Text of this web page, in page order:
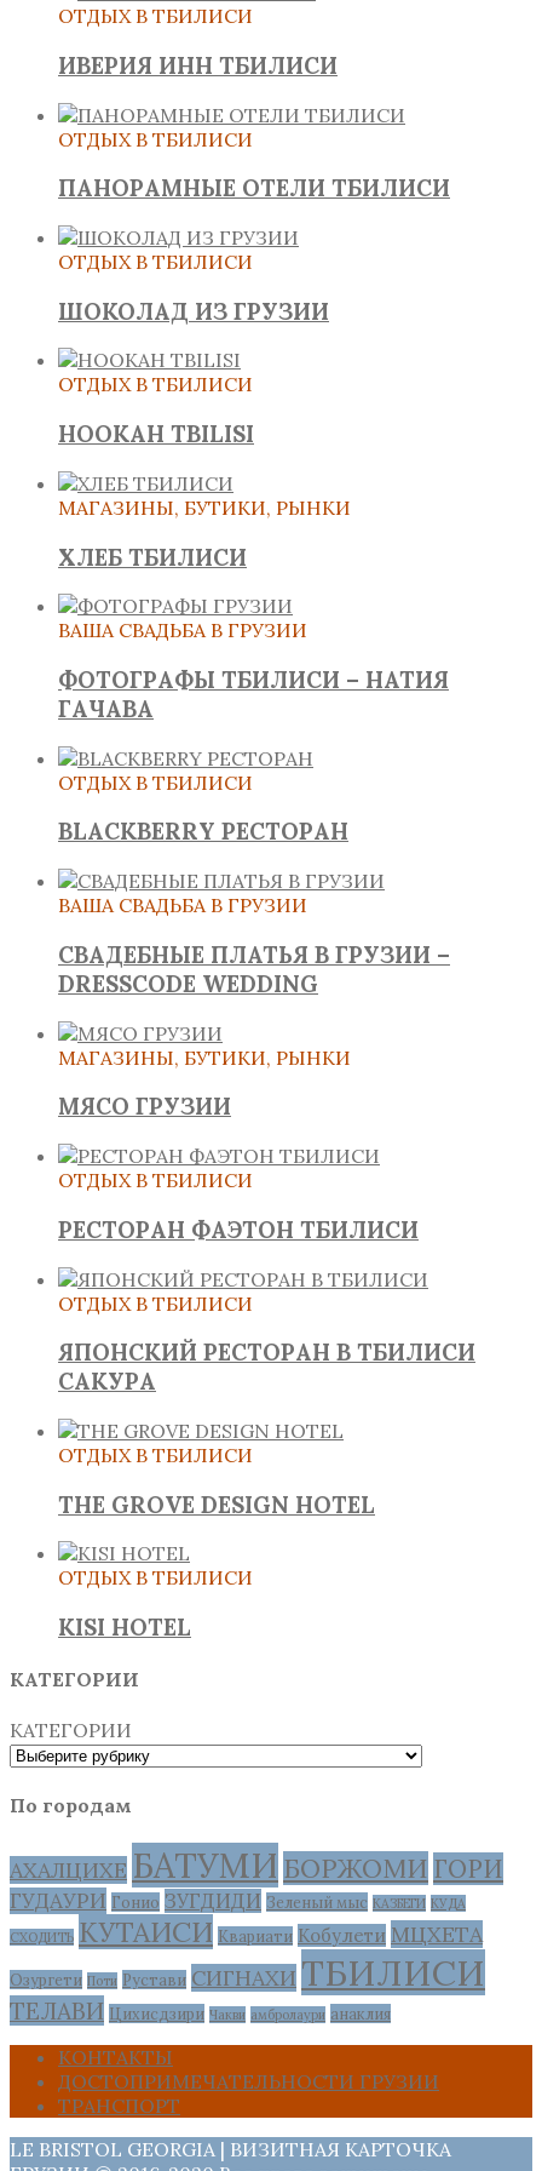
ОТДЫХ В ТБИЛИСИ
ИВЕРИЯ ИНН ТБИЛИСИ
ОТДЫХ В ТБИЛИСИ
ПАНОРАМНЫЕ ОТЕЛИ ТБИЛИСИ
ОТДЫХ В ТБИЛИСИ
ШОКОЛАД ИЗ ГРУЗИИ
ОТДЫХ В ТБИЛИСИ
HOOKAH TBILISI
МАГАЗИНЫ, БУТИКИ, РЫНКИ
ХЛЕБ ТБИЛИСИ
ВАША СВАДЬБА В ГРУЗИИ
ФОТОГРАФЫ ТБИЛИСИ – НАТИЯ
ГАЧАВА
ОТДЫХ В ТБИЛИСИ
BLACKBERRY РЕСТОРАН
ВАША СВАДЬБА В ГРУЗИИ
СВАДЕБНЫЕ ПЛАТЬЯ В ГРУЗИИ –
DRESSCODE WEDDING
МАГАЗИНЫ, БУТИКИ, РЫНКИ
МЯСО ГРУЗИИ
ОТДЫХ В ТБИЛИСИ
РЕСТОРАН ФАЭТОН ТБИЛИСИ
ОТДЫХ В ТБИЛИСИ
ЯПОНСКИЙ РЕСТОРАН В ТБИЛИСИ
САКУРА
ОТДЫХ В ТБИЛИСИ
THE GROVE DESIGN HOTEL
ОТДЫХ В ТБИЛИСИ
KISI HOTEL
КАТЕГОРИИ
КАТЕГОРИИ
По городам
АХАЛЦИХЕ БАТУМИ БОРЖОМИ ГОРИ
ГУДАУРИ Гонио ЗУГДИДИ Зеленый мыс КАЗБЕГИ КУДА
СХОДИТЬ КУТАИСИ Квариати Кобулети МЦХЕТА
Озургети Поти Рустави СИГНАХИ ТБИЛИСИ
ТЕЛАВИ Цихисдзири Чакви амбролаури анаклия
КОНТАКТЫ
ДОСТОПРИМЕЧАТЕЛЬНОСТИ ГРУЗИИ
ТРАНСПОРТ
LE BRISTOL GEORGIA | ВИЗИТНАЯ КАРТОЧКА